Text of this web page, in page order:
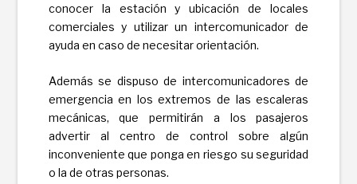
conocer la estación y ubicación de locales
comerciales y utilizar un intercomunicador de
ayuda en caso de necesitar orientación.
Además se dispuso de intercomunicadores de
emergencia en los extremos de las escaleras
mecánicas, que permitirán a los pasajeros
advertir al centro de control sobre algún
inconveniente que ponga en riesgo su seguridad
o la de otras personas.